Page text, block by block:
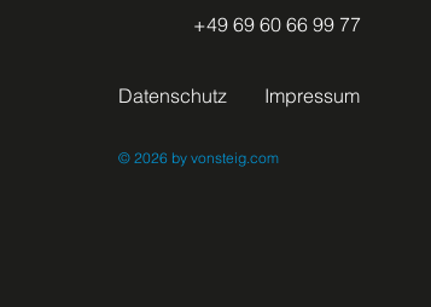
+49 69 60 66 99 77
Datenschutz Impressum
© 2026 by vonsteig.com